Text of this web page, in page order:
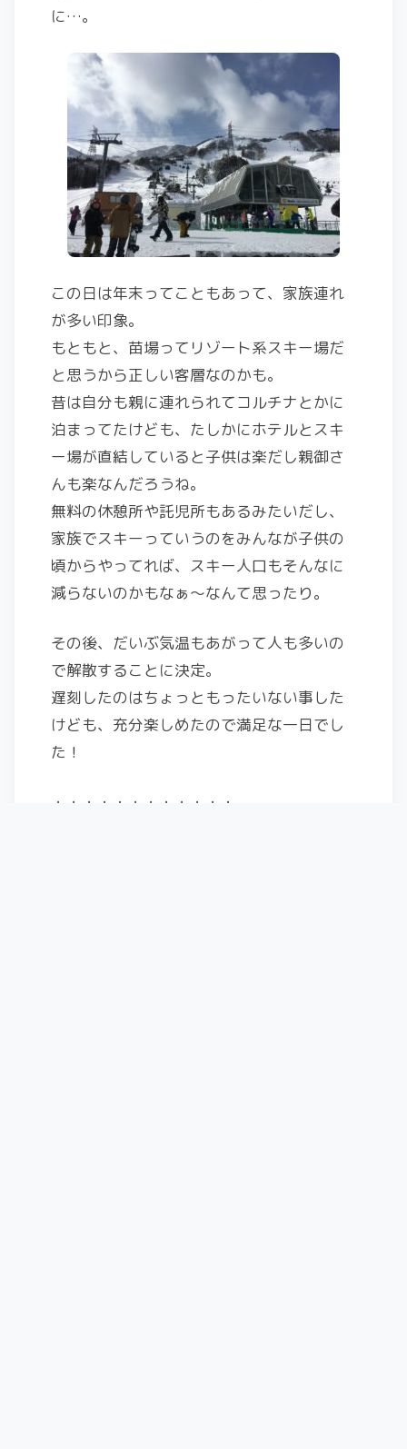
に…。
この日は年末ってこともあって、家族連れ
が多い印象。
もともと、苗場ってリゾート系スキー場だ
と思うから正しい客層なのかも。
昔は自分も親に連れられてコルチナとかに
泊まってたけども、たしかにホテルとスキ
ー場が直結していると子供は楽だし親御さ
んも楽なんだろうね。
無料の休憩所や託児所もあるみたいだし、
家族でスキーっていうのをみんなが子供の
頃からやってれば、スキー人口もそんなに
減らないのかもなぁ～なんて思ったり。
その後、だいぶ気温もあがって人も多いの
で解散することに決定。
遅刻したのはちょっともったいない事した
けども、充分楽しめたので満足な一日でし
た！
・・・・・・・・・・・・